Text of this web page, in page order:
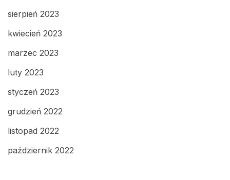
sierpień 2023
kwiecień 2023
marzec 2023
luty 2023
styczeń 2023
grudzień 2022
listopad 2022
październik 2022